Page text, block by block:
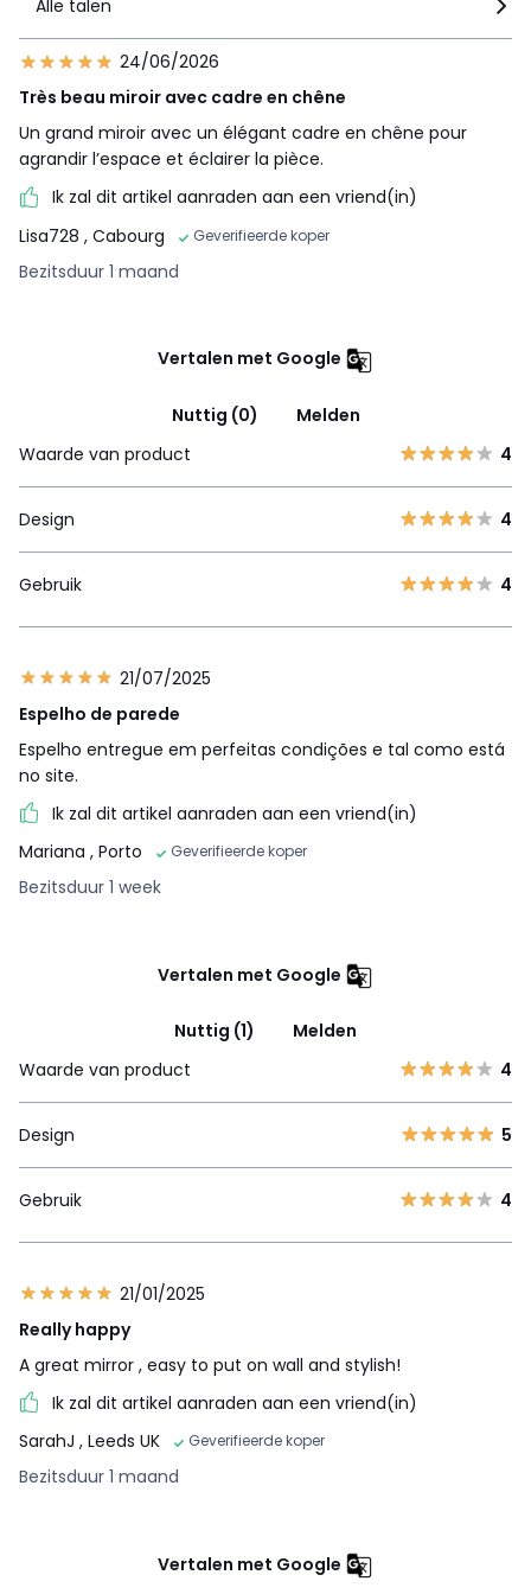
Alle talen
24/06/2026
Très beau miroir avec cadre en chêne
Un grand miroir avec un élégant cadre en chêne pour
agrandir l’espace et éclairer la pièce.
Ik zal dit artikel aanraden aan een vriend(in)
Lisa728 , Cabourg Geverifieerde koper
Bezitsduur 1 maand
Vertalen met Google
Nuttig (0)
Melden
Waarde van product
4
Design 4
Gebruik 4
21/07/2025
Espelho de parede
Espelho entregue em perfeitas condições e tal como está
no site.
Ik zal dit artikel aanraden aan een vriend(in)
Mariana , Porto Geverifieerde koper
Bezitsduur 1 week
Vertalen met Google
Nuttig (1)
Melden
Waarde van product
4
Design 5
Gebruik 4
21/01/2025
Really happy
A great mirror , easy to put on wall and stylish!
Ik zal dit artikel aanraden aan een vriend(in)
SarahJ , Leeds UK Geverifieerde koper
Bezitsduur 1 maand
Vertalen met Google